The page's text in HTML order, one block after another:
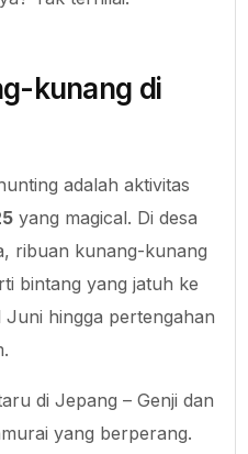
kunang di
adalah aktivitas
yang magical. Di desa
ribuan kunang-kunang
bintang yang jatuh ke
hingga pertengahan
di Jepang – Genji dan
yang berperang.